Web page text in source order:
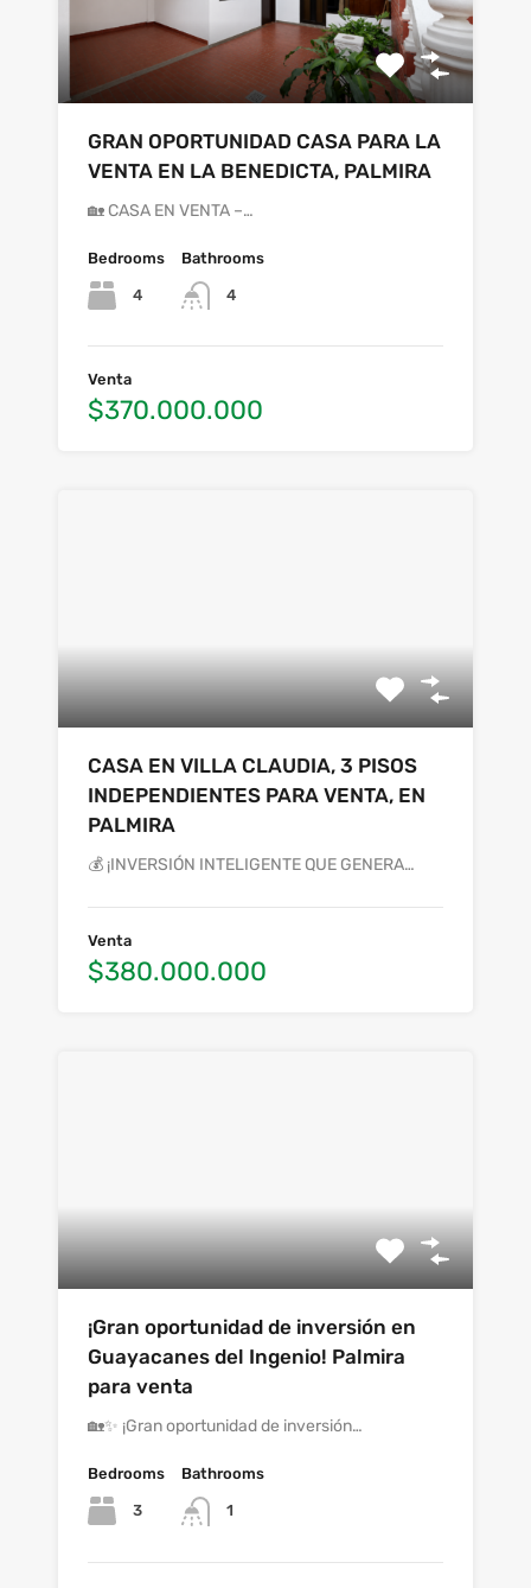
GRAN OPORTUNIDAD CASA PARA LA
VENTA EN LA BENEDICTA, PALMIRA
🏡 CASA EN VENTA –…
Bedrooms
4
Bathrooms
4
Venta
$370.000.000
CASA EN VILLA CLAUDIA, 3 PISOS
INDEPENDIENTES PARA VENTA, EN
PALMIRA
💰 ¡INVERSIÓN INTELIGENTE QUE GENERA…
Venta
$380.000.000
¡Gran oportunidad de inversión en
Guayacanes del Ingenio! Palmira
para venta
🏡✨ ¡Gran oportunidad de inversión…
Bedrooms
3
Bathrooms
1